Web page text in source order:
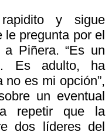
y sigue
le pregunta por el
Piñera. “Es un
Es adulto, ha
es mi opción”,
un eventual
repetir que la
dos líderes del